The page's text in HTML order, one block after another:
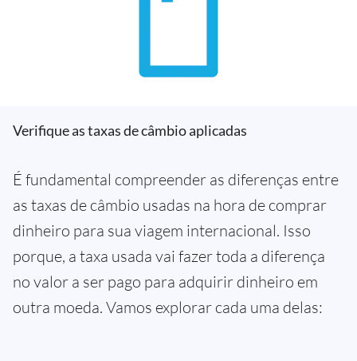
Verifique as taxas de câmbio aplicadas
É fundamental compreender as diferenças entre
as taxas de câmbio usadas na hora de comprar
dinheiro para sua viagem internacional. Isso
porque, a taxa usada vai fazer toda a diferença
no valor a ser pago para adquirir dinheiro em
outra moeda. Vamos explorar cada uma delas: